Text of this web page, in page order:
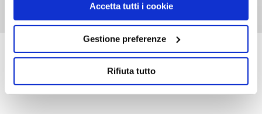
Accetta tutti i cookie
Gestione preferenze
Rifiuta tutto
MAGAZINE